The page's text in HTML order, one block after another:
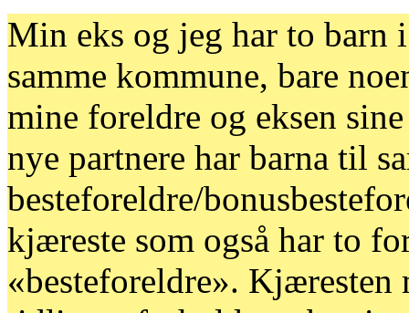
Min eks og jeg har to barn
samme kommune, bare
mine foreldre og eksen
nye partnere har barna til
besteforeldre/
kjæreste som også har to
«besteforeldre».